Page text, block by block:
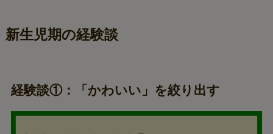
新生児期の経験談
経験談①：「かわいい」を絞り出す